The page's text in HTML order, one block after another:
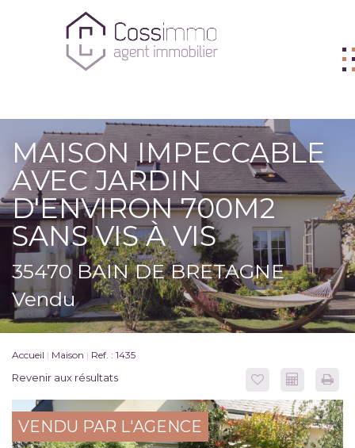
ACHETER
VENDRE
BIENS VENDUS
LOUER
L'AGENCE
ME CONTACTER
FNAIM
MAISON IMPECCABLE
AVEC JARDIN
D'ENVIRON 700M2
SANS VIS À VIS
35470 BAIN DE BRETAGNE
Vendu
Accueil Maison Ref. : 1435
Revenir aux résultats
VENDU PAR L'AGENCE